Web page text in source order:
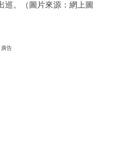
巡。（圖片來源：網上圖
廣告